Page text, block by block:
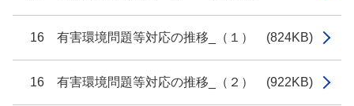
16 有害環境問題等対応の推移_（１） (824KB)
16 有害環境問題等対応の推移_（２） (922KB)